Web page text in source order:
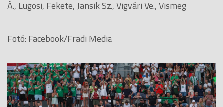
Á., Lugosi, Fekete, Jansik Sz., Vigvári Ve., Vismeg
Fotó: Facebook/Fradi Media